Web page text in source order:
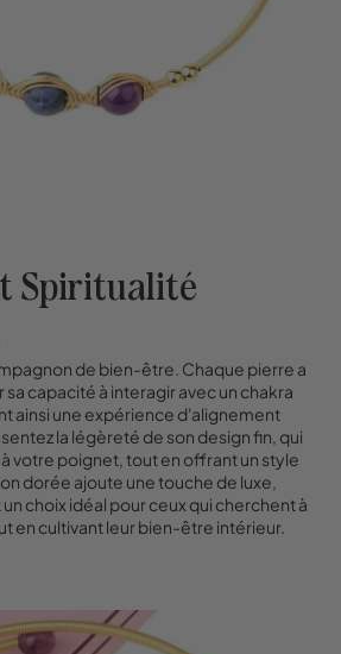
Spiritualité
de bien-être. Chaque pierre a
capacité à interagir avec un chakra
ainsi une expérience d'alignement
la légèreté de son design fin, qui
votre poignet, tout en offrant un style
dorée ajoute une touche de luxe,
choix idéal pour ceux qui cherchent à
en cultivant leur bien-être intérieur.